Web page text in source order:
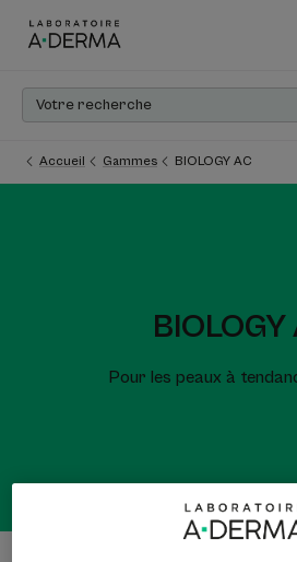
Accueil Gammes BIOLOGY AC
BIOLOGY
Pour les peaux à